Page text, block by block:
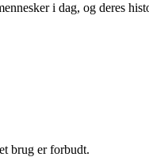
i dag, og deres
brug er forbudt.